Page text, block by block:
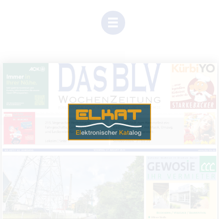
Einen Moment Geduld, Inhalte werden geladen.